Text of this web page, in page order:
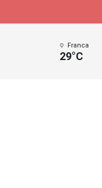
Franca
29°C